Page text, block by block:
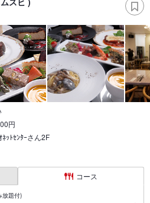
円
ｯﾄｾﾝﾀｰさん2F
コース
放題付)